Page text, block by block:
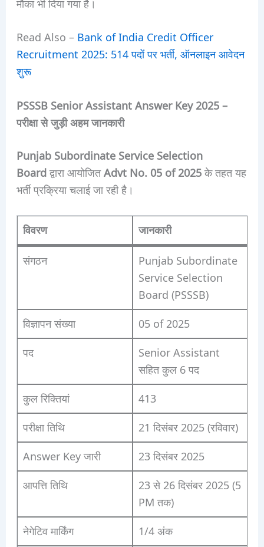
Read Also – Bank of India Credit Officer
Recruitment 2025: 514 पदों पर भर्ती, ऑनलाइन आवेदन
शुरू
PSSSB Senior Assistant Answer Key 2025 –
परीक्षा से जुड़ी अहम जानकारी
Punjab Subordinate Service Selection
Boardद्वारा आयोजितAdvt No. 05 of 2025के तहत यह
भर्ती प्रक्रिया चलाई जा रही है।
विवरण जानकारी
संगठन
Punjab Subordinate
Service Selection
Board (PSSSB)
विज्ञापन संख्या 05 of 2025
पद
Senior Assistant
सहित कुल 6 पद
कुल रिक्तियां 413
परीक्षा तिथि 21 दिसंबर 2025 (रविवार)
Answer Key जारी 23 दिसंबर 2025
आपत्ति तिथि
23 से 26 दिसंबर 2025 (5
PM तक)
नेगेटिव मार्किंग 1/4 अंक